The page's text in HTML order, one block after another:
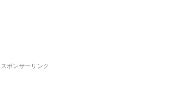
スポンサーリンク